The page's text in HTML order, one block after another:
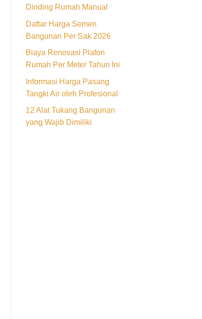
Dinding Rumah Manual
Daftar Harga Semen
Bangunan Per Sak 2026
Biaya Renovasi Plafon
Rumah Per Meter Tahun Ini
Informasi Harga Pasang
Tangki Air oleh Profesional
12 Alat Tukang Bangunan
yang Wajib Dimiliki